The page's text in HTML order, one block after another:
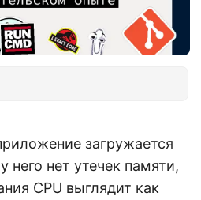
загружается
него нет утечек памяти,
CPU выглядит как